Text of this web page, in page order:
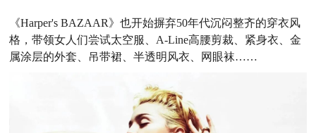
《Harper's BAZAAR》也开始摒弃50年代沉闷整齐的穿衣风
格，带领女人们尝试太空服、A-Line高腰剪裁、紧身衣、金
属涂层的外套、吊带裙、半透明风衣、网眼袜……